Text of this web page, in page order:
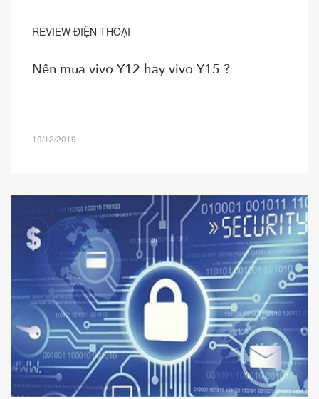
REVIEW ĐIỆN THOẠI
Nên mua vivo Y12 hay vivo Y15 ?
19/12/2019